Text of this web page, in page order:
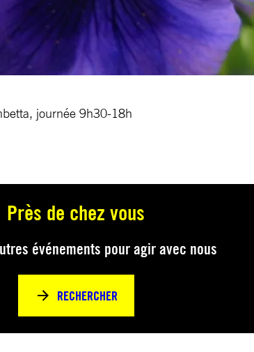
journée 9h30-18h
Près de chez vous
événements pour agir avec nous
RECHERCHER